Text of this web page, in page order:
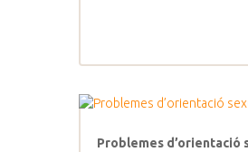
Problemes d’orientació